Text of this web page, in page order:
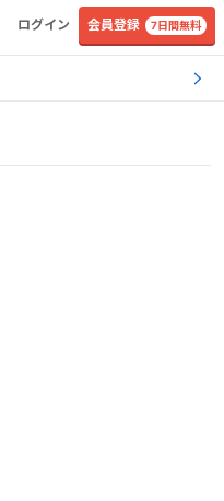
ログイン 会員登録 7日間無料